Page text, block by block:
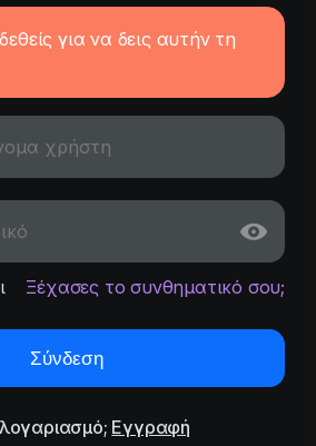
για να δεις αυτήν τη
Ξέχασες το συνθηματικό σου;
Σύνδεση
Εγγραφή